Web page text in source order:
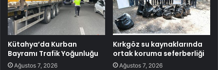
Kütahya’da Kurban
Bayramı Trafik Yoğunluğu
Ağustos 7, 2026
Kırkgöz su kaynaklarında
ortak koruma seferberliği
Ağustos 7, 2026